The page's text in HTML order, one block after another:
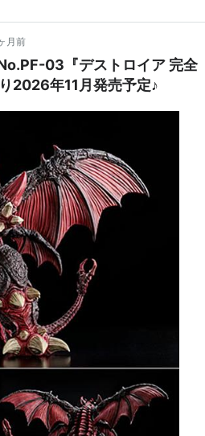
月前
03『デストロイア 完全
2026年11月発売予定♪